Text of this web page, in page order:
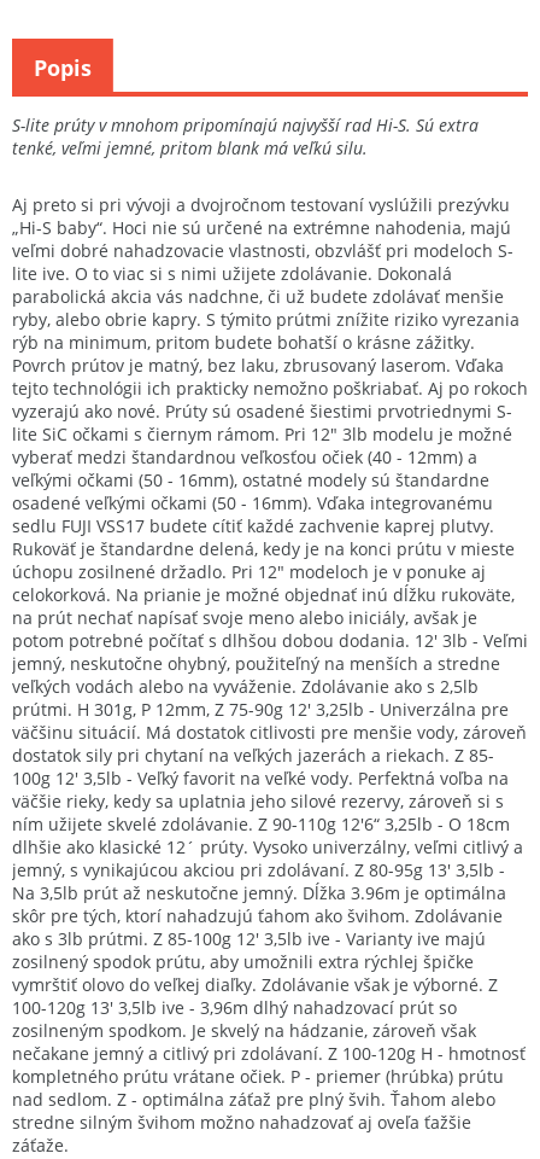
S-lite prúty v mnohom pripomínajú najvyšší rad Hi-S. Sú extra
tenké, veľmi jemné, pritom blank má veľkú silu.
Aj preto si pri vývoji a dvojročnom testovaní vyslúžili prezývku
„Hi-S baby“. Hoci nie sú určené na extrémne nahodenia, majú
veľmi dobré nahadzovacie vlastnosti, obzvlášť pri modeloch S-
lite ive. O to viac si s nimi užijete zdolávanie. Dokonalá
parabolická akcia vás nadchne, či už budete zdolávať menšie
ryby, alebo obrie kapry. S týmito prútmi znížite riziko vyrezania
rýb na minimum, pritom budete bohatší o krásne zážitky.
Povrch prútov je matný, bez laku, zbrusovaný laserom. Vďaka
tejto technológii ich prakticky nemožno poškriabať. Aj po rokoch
vyzerajú ako nové. Prúty sú osadené šiestimi prvotriednymi S-
lite SiC očkami s čiernym rámom. Pri 12″ 3lb modelu je možné
vyberať medzi štandardnou veľkosťou očiek (40 - 12mm) a
veľkými očkami (50 - 16mm), ostatné modely sú štandardne
osadené veľkými očkami (50 - 16mm). Vďaka integrovanému
sedlu FUJI VSS17 budete cítiť každé zachvenie kaprej plutvy.
Rukoväť je štandardne delená, kedy je na konci prútu v mieste
úchopu zosilnené držadlo. Pri 12″ modeloch je v ponuke aj
celokorková. Na prianie je možné objednať inú dĺžku rukoväte,
na prút nechať napísať svoje meno alebo iniciály, avšak je
potom potrebné počítať s dlhšou dobou dodania. 12' 3lb - Veľmi
jemný, neskutočne ohybný, použiteľný na menších a stredne
veľkých vodách alebo na vyváženie. Zdolávanie ako s 2,5lb
prútmi. H 301g, P 12mm, Z 75-90g 12' 3,25lb - Univerzálna pre
väčšinu situácií. Má dostatok citlivosti pre menšie vody, zároveň
dostatok sily pri chytaní na veľkých jazerách a riekach. Z 85-
100g 12' 3,5lb - Veľký favorit na veľké vody. Perfektná voľba na
väčšie rieky, kedy sa uplatnia jeho silové rezervy, zároveň si s
ním užijete skvelé zdolávanie. Z 90-110g 12'6“ 3,25lb - O 18cm
dlhšie ako klasické 12´ prúty. Vysoko univerzálny, veľmi citlivý a
jemný, s vynikajúcou akciou pri zdolávaní. Z 80-95g 13' 3,5lb -
Na 3,5lb prút až neskutočne jemný. Dĺžka 3.96m je optimálna
skôr pre tých, ktorí nahadzujú ťahom ako švihom. Zdolávanie
ako s 3lb prútmi. Z 85-100g 12' 3,5lb ive - Varianty ive majú
zosilnený spodok prútu, aby umožnili extra rýchlej špičke
vymrštiť olovo do veľkej diaľky. Zdolávanie však je výborné. Z
100-120g 13' 3,5lb ive - 3,96m dlhý nahadzovací prút so
zosilneným spodkom. Je skvelý na hádzanie, zároveň však
nečakane jemný a citlivý pri zdolávaní. Z 100-120g H - hmotnosť
kompletného prútu vrátane očiek. P - priemer (hrúbka) prútu
nad sedlom. Z - optimálna záťaž pre plný švih. Ťahom alebo
stredne silným švihom možno nahadzovať aj oveľa ťažšie
záťaže.
Popis